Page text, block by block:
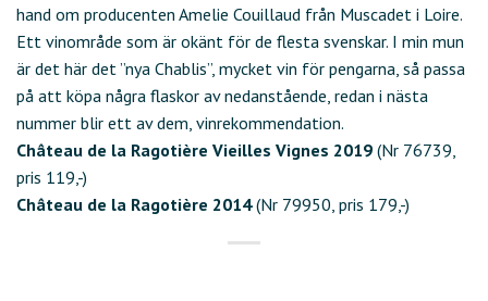
hand om producenten Amelie Couillaud från Muscadet i Loire.
Ett vinområde som är okänt för de flesta svenskar. I min mun
är det här det ”nya Chablis”, mycket vin för pengarna, så passa
på att köpa några flaskor av nedanstående, redan i nästa
nummer blir ett av dem, vinrekommendation.
Château de la Ragotière Vieilles Vignes 2019 (Nr 76739,
pris 119,-)
Château de la Ragotière 2014(Nr 79950, pris 179,-)